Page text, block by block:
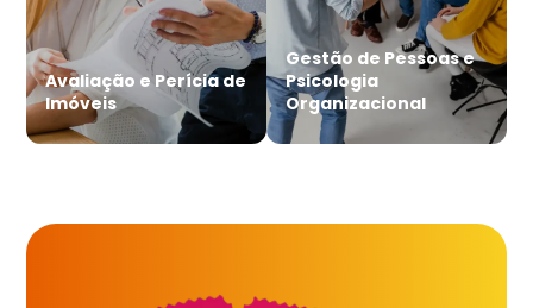
Avaliação e Perícia de
Imóveis
Gestão de Pessoas e
Psicologia
Organizacional